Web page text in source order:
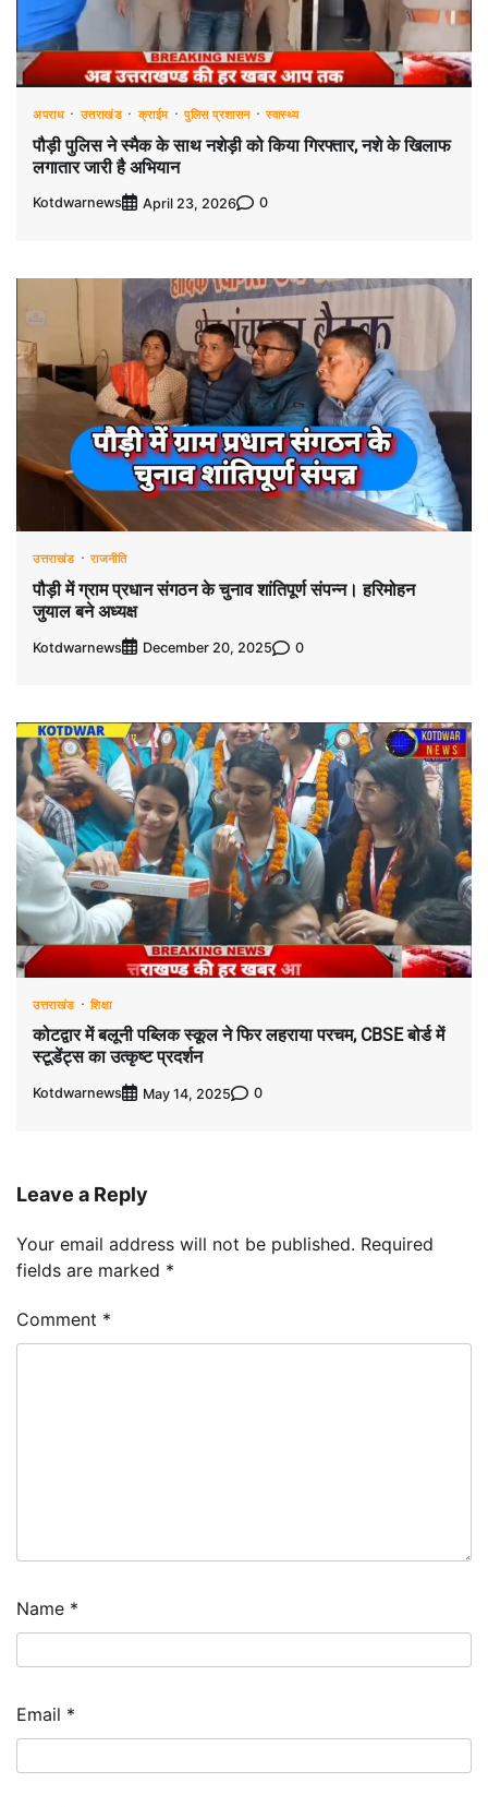
अपराध उत्तराखंड क्राईम पुलिस प्रशासन स्वास्थ्य
पौड़ी पुलिस ने स्मैक के साथ नशेड़ी को किया गिरफ्तार, नशे के खिलाफ
लगातार जारी है अभियान
Kotdwarnews April 23, 2026 0
उत्तराखंड राजनीति
पौड़ी में ग्राम प्रधान संगठन के चुनाव शांतिपूर्ण संपन्न। हरिमोहन
जुयाल बने अध्यक्ष
Kotdwarnews December 20, 2025 0
उत्तराखंड शिक्षा
कोटद्वार में बलूनी पब्लिक स्कूल ने फिर लहराया परचम, CBSE बोर्ड में
स्टूडेंट्स का उत्कृष्ट प्रदर्शन
Kotdwarnews May 14, 2025 0
Leave a Reply
Your email address will not be published. Required
fields are marked *
Comment *
Name *
Email *